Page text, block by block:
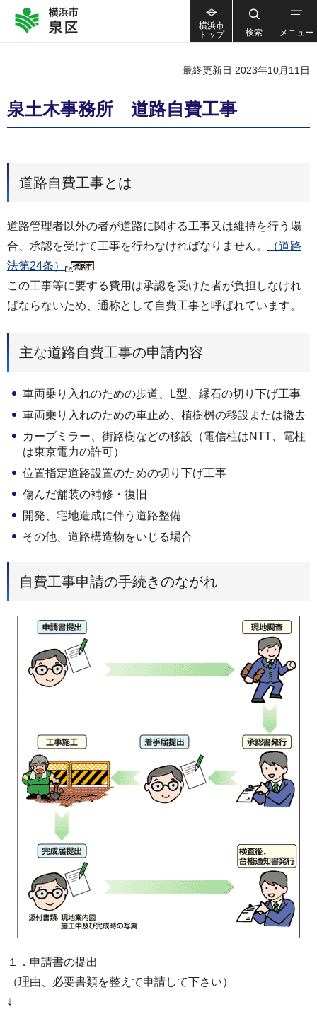
横浜市
トップ
検索 メニュー
最終更新日 2023年10月11日
泉土木事務所 道路自費工事
道路自費工事とは
道路管理者以外の者が道路に関する工事又は維持を行う場
合、承認を受けて工事を行わなければなりません。
（道路
法第24条）
この工事等に要する費用は承認を受けた者が負担しなけれ
ばならないため、通称として自費工事と呼ばれています。
主な道路自費工事の申請内容
車両乗り入れのための歩道、L型、縁石の切り下げ工事
車両乗り入れのための車止め、植樹桝の移設または撤去
カーブミラー、街路樹などの移設（電信柱はNTT、電柱
は東京電力の許可）
位置指定道路設置のための切り下げ工事
傷んだ舗装の補修・復旧
開発、宅地造成に伴う道路整備
その他、道路構造物をいじる場合
自費工事申請の手続きのながれ
１．申請書の提出
（理由、必要書類を整えて申請して下さい）
↓